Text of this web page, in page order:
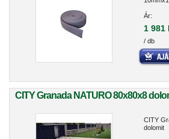
Ár:
1 981
/ db
CITY Granada NATURO 80x80x8
CITY
dolomit